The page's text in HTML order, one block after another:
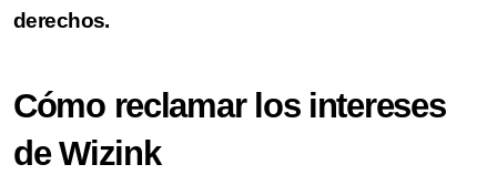
derechos.
Cómo reclamar los intereses
de Wizink